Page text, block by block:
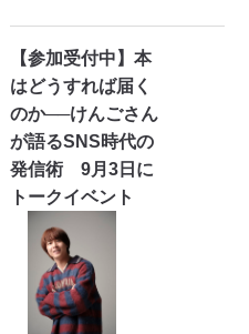
【参加受付中】本
はどうすれば届く
のか──けんごさん
が語るSNS時代の
発信術 9月3日に
トークイベント